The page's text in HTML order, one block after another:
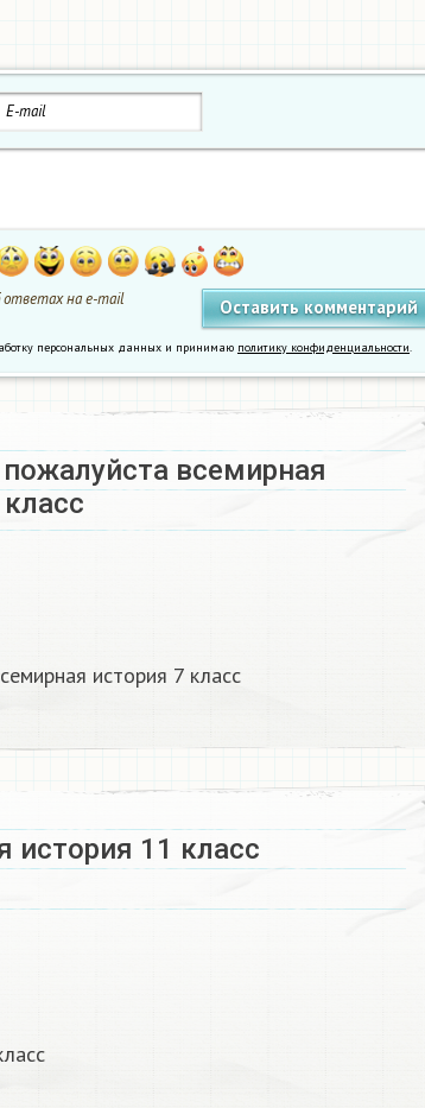
ответах на e-mail
персональных данных и принимаю политику конфиденциальности.
всемирная
история 7 класс​
история 11 класс